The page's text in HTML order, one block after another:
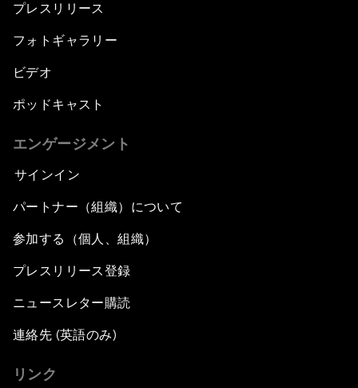
プレスリリース
フォトギャラリー
ビデオ
ポッドキャスト
エンゲージメント
サインイン
パートナー（組織）について
参加する（個人、組織）
プレスリリース登録
ニュースレター購読
連絡先 (英語のみ)
リンク